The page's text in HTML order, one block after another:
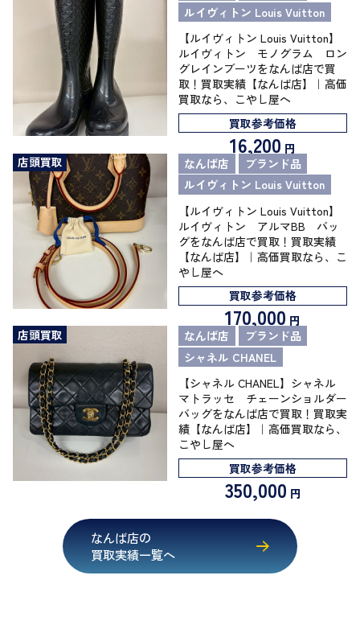
ルイヴィトン Louis Vuitton
【ルイヴィトン Louis Vuitton】
ルイヴィトン モノグラム ロン
グレインブーツをなんば店で買
取！買取実績【なんば店】｜高価
買取なら、こやし屋へ
買取参考価格
16,200 円
店頭買取
なんば店
ブランド品
ルイヴィトン Louis Vuitton
【ルイヴィトン Louis Vuitton】
ルイヴィトン アルマBB バッ
グをなんば店で買取！買取実績
【なんば店】｜高価買取なら、こ
やし屋へ
買取参考価格
170,000 円
店頭買取
なんば店
ブランド品
シャネル CHANEL
【シャネル CHANEL】シャネル
マトラッセ チェーンショルダー
バッグをなんば店で買取！買取実
績【なんば店】｜高価買取なら、
こやし屋へ
買取参考価格
350,000 円
なんば店の
買取実績一覧へ